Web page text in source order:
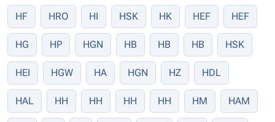
HF HRO HI HSK HK HEF HEF
HG HP HGN HB HB HB HSK
HEI HGW HA HGN HZ HDL
HAL HH HH HH HH HM HAM